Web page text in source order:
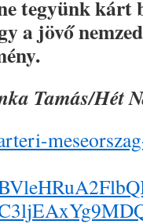
tegyünk kárt
a jövő
Tamás/Hét